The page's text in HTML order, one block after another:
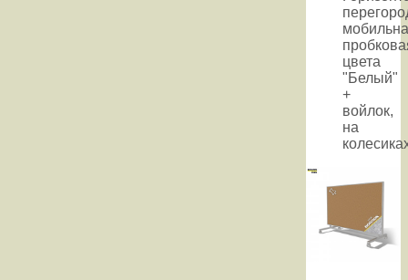
цвета
"Белый"
+
войлок,
на